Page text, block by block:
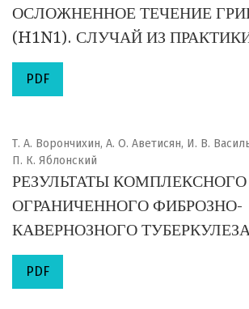
ОСЛОЖНЕННОЕ ТЕЧЕНИЕ
(H1N1). СЛУЧАЙ ИЗ
PDF
Т. А. Ворончихин, А. О. Аветисян, И. В.
П. К. Яблонский
РЕЗУЛЬТАТЫ
ОГРАНИЧЕННОГО ФИБРОЗНО-
КАВЕРНОЗНОГО
PDF